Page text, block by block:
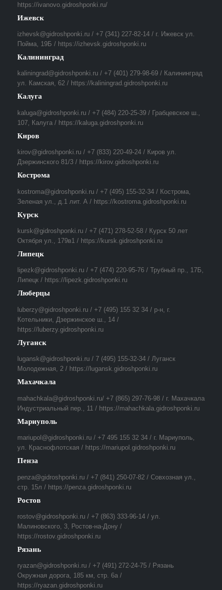
https://ivanovo.gidroshponki.ru/
Ижевск
izhevsk@gidroshponki.ru / +7 (341) 227-82-14 / г. Ижевск ул.
Пойма, 19Б / https://izhevsk.gidroshponki.ru
Калининград
kaliningrad@gidroshponki.ru / +7 (401) 279-98-69 / Калининград
ул. Камская, 62 / https://kaliningrad.gidroshponki.ru
Калуга
kaluga@gidroshponki.ru / +7 (484) 220-25-39 / Грабцевское ш.,
107, Калуга / https://kaluga.gidroshponki.ru
Киров
kirov@gidroshponki.ru / +7 (833) 220-49-24 / Киров ул.
Дзержинского 81/3 / https://kirov.gidroshponki.ru
Кострома
kostroma@gidroshponki.ru / +7 (495) 155-32-34 / Кострома,
Зеленая ул., д.1 лит. А / https://kostroma.gidroshponki.ru
Курск
kursk@gidroshponki.ru / +7 (471) 278-52-58 / Курск 50 лет
Октября ул., 179в1 / https://kursk.gidroshponki.ru
Липецк
lipezk@gidroshponki.ru / +7 (474) 220-95-76 / Трубный пр., 17Б,
Липецк / https://lipezk.gidroshponki.ru
Люберцы
luberzy@gidroshponki.ru / +7 (495) 155 32 34 / р-н, г.
Котельники, Дзержинское ш., 14 /
https://luberzy.gidroshponki.ru
Луганск
lugansk@gidroshponki.ru / 7 (495) 155-32-34 / Луганск
Молодежная, 2 / https://lugansk.gidroshponki.ru
Махачкала
mahachkala@gidroshponki.ru/ +7 (865) 297-76-98 / г. Махачкала
Индустриальный пер., 11 / https://mahachkala.gidroshponki.ru
Мариуполь
mariupol@gidroshponki.ru / +7 495 155 32 34 / г. Мариуполь,
ул. Краснофлотская / https://mariupol.gidroshponki.ru
Пенза
penza@gidroshponki.ru / +7 (841) 250-07-82 / Совхозная ул.,
стр. 15л / https://penza.gidroshponki.ru
Ростов
rostov@gidroshponki.ru / +7 (863) 333-96-14 / ул.
Малиновского, 3, Ростов-на-Дону /
https://rostov.gidroshponki.ru
Рязань
ryazan@gidroshponki.ru / +7 (491) 272-24-75 / Рязань
Окружная дорога, 185 км, стр. 6а /
https://ryazan.gidroshponki.ru